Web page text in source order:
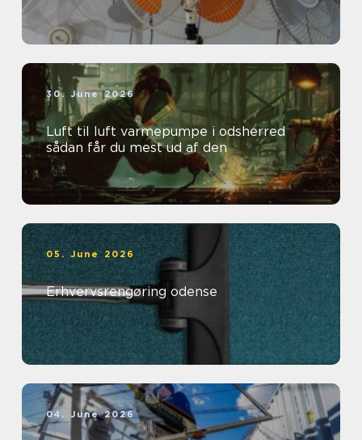
30. June 2026
Luft til luft varmepumpe i odsherred
sådan får du mest ud af den
05. June 2026
Erhvervsrengøring odense
04. June 2026